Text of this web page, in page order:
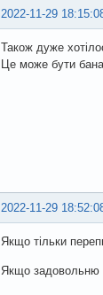
2022-11-29
Також дуже
Це може бути
2022-11-29
Якщо тільки
Якщо задовольню